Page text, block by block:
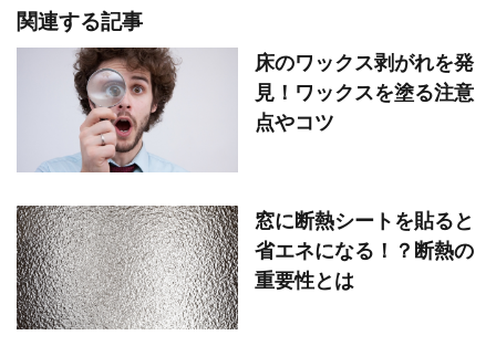
関連する記事
床のワックス剥がれを発
見！ワックスを塗る注意
点やコツ
窓に断熱シートを貼ると
省エネになる！？断熱の
重要性とは